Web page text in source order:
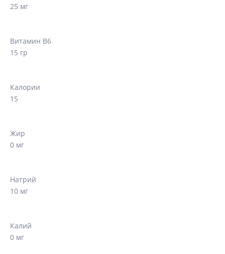
25 мг
Витамин B6
15 гр
Калории
15
Жир
0 мг
Натрий
10 мг
Калий
0 мг